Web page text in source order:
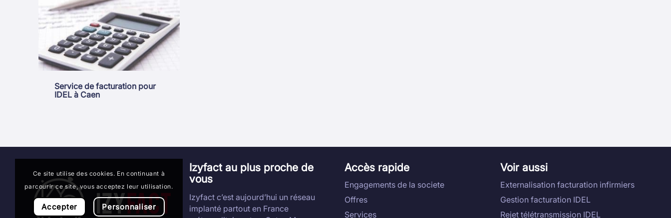
Service de facturation pour
IDEL à Caen
Izyfact au plus proche de
vous
Izyfact c’est aujourd’hui un réseau
implanté partout en France
Accès rapide
Engagements de la societe
Offres
Services
Voir aussi
Externalisation facturation infirmiers
Gestion facturation IDEL
Rejet télétransmission IDEL
Ce site utilise des cookies. En continuant à
parcourir ce site, vous acceptez leur utilisation.
Accepter Personnaliser